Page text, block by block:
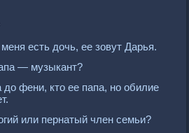
есть дочь, ее зовут Дарья.
— музыкант?
фени, кто ее папа, но обилие
или пернатый член семьи?